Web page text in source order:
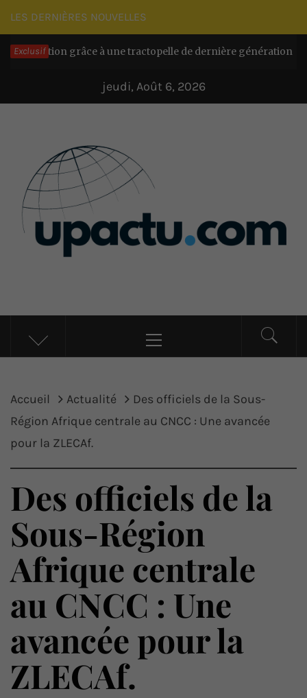
Passer
au
contenu
LES DERNIÈRES NOUVELLES
Exclusifgrâce à une tractopelle de dernière génération Il y
jeudi, Août 6, 2026
UP ACTU
L’actualité d’ici et d’ailleurs
principal
Accueil Actualité
Des officiels de la Sous-
Région Afrique centrale au CNCC : Une avancée
pour la ZLECAf.
Des officiels de la
Sous-Région
Afrique centrale
au CNCC : Une
avancée pour la
ZLECAf.